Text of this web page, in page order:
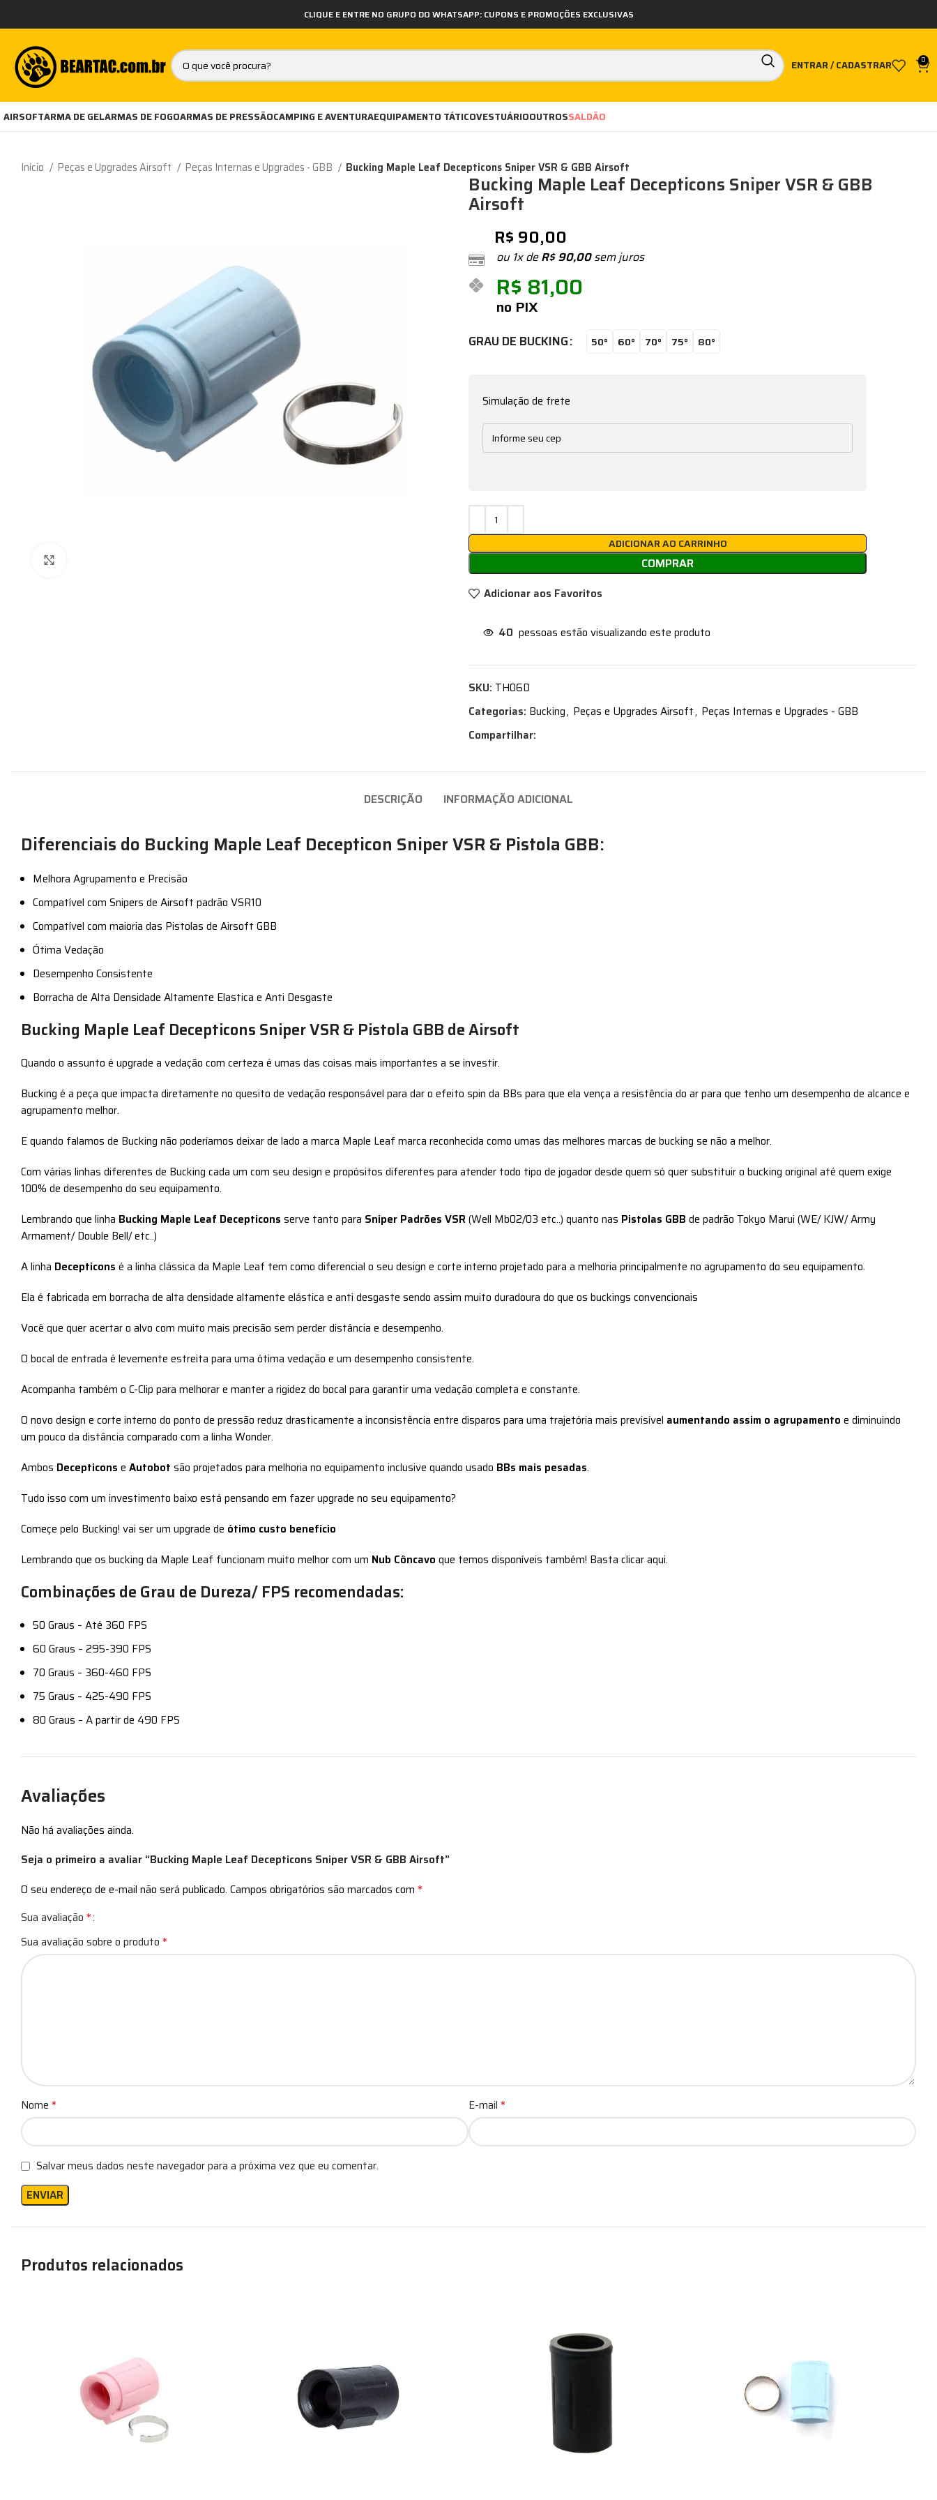
CLIQUE E ENTRE NO GRUPO DO WHATSAPP: CUPONS E PROMOÇÕES EXCLUSIVAS
ENTRAR / CADASTRAR 0
AIRSOFTARMA DE GELARMAS DE FOGOARMAS DE PRESSÃOCAMPING E AVENTURAEQUIPAMENTO TÁTICOVESTUÁRIOOUTROSSALDÃO
Início Peças e Upgrades Airsoft Peças Internas e Upgrades - GBB Bucking Maple Leaf Decepticons Sniper VSR & GBB Airsoft
Bucking Maple Leaf Decepticons Sniper VSR & GBB
Airsoft
R$ 90,00
ou 1x deR$90,00sem juros
R$ 81,00
no PIX
GRAU DE BUCKING 50° 60° 70° 75° 80°
Simulação de frete
ADICIONAR AO CARRINHO
COMPRAR
Adicionar aos Favoritos
40 pessoas estão visualizando este produto
SKU: TH06D
Categorias: Bucking, Peças e Upgrades Airsoft, Peças Internas e Upgrades - GBB
Compartilhar:
DESCRIÇÃO INFORMAÇÃO ADICIONAL
Diferenciais do Bucking Maple Leaf Decepticon Sniper VSR & Pistola GBB:
Melhora Agrupamento e Precisão
Compatível com Snipers de Airsoft padrão VSR10
Compatível com maioria das Pistolas de Airsoft GBB
Ótima Vedação
Desempenho Consistente
Borracha de Alta Densidade Altamente Elastica e Anti Desgaste
Bucking Maple Leaf Decepticons Sniper VSR & Pistola GBB de Airsoft
Quando o assunto é upgrade a vedação com certeza é umas das coisas mais importantes a se investir.
Bucking é a peça que impacta diretamente no quesito de vedação responsável para dar o efeito spin da BBs para que ela vença a resistência do ar para que tenho um desempenho de alcance e
agrupamento melhor.
E quando falamos de Bucking não poderíamos deixar de lado a marca Maple Leaf marca reconhecida como umas das melhores marcas de bucking se não a melhor.
Com várias linhas diferentes de Bucking cada um com seu design e propósitos diferentes para atender todo tipo de jogador desde quem só quer substituir o bucking original até quem exige
100% de desempenho do seu equipamento.
Lembrando que linha Bucking Maple Leaf Decepticons serve tanto para Sniper Padrões VSR (Well Mb02/03 etc..) quanto nas Pistolas GBB de padrão Tokyo Marui (WE/ KJW/ Army
Armament/ Double Bell/ etc..)
A linha Decepticons é a linha clássica da Maple Leaf tem como diferencial o seu design e corte interno projetado para a melhoria principalmente no agrupamento do seu equipamento.
Ela é fabricada em borracha de alta densidade altamente elástica e anti desgaste sendo assim muito duradoura do que os buckings convencionais
Você que quer acertar o alvo com muito mais precisão sem perder distância e desempenho.
O bocal de entrada é levemente estreita para uma ótima vedação e um desempenho consistente.
Acompanha também o C-Clip para melhorar e manter a rigidez do bocal para garantir uma vedação completa e constante.
O novo design e corte interno do ponto de pressão reduz drasticamente a inconsistência entre disparos para uma trajetória mais previsível aumentando assim o agrupamento e diminuindo
um pouco da distância comparado com a linha Wonder.
Ambos Decepticons e Autobot são projetados para melhoria no equipamento inclusive quando usado BBs mais pesadas.
Tudo isso com um investimento baixo está pensando em fazer upgrade no seu equipamento?
Começe pelo Bucking! vai ser um upgrade de ótimo custo benefício
Lembrando que os bucking da Maple Leaf funcionam muito melhor com um Nub Côncavo que temos disponíveis também! Basta clicar aqui.
Combinações de Grau de Dureza/ FPS recomendadas:
50 Graus – Até 360 FPS
60 Graus – 295-390 FPS
70 Graus – 360-460 FPS
75 Graus – 425-490 FPS
80 Graus – A partir de 490 FPS
Avaliações
Não há avaliações ainda.
Seja o primeiro a avaliar “Bucking Maple Leaf Decepticons Sniper VSR & GBB Airsoft”
O seu endereço de e-mail não será publicado. Campos obrigatórios são marcados com *
Sua avaliação *
Sua avaliação sobre o produto *
Nome * E-mail *
Salvar meus dados neste navegador para a próxima vez que eu comentar.
Produtos relacionados